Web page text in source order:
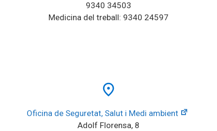
9340 34503
Medicina del treball: 9340 24597
place
Oficina de Seguretat, Salut i Medi ambient
Adolf Florensa, 8